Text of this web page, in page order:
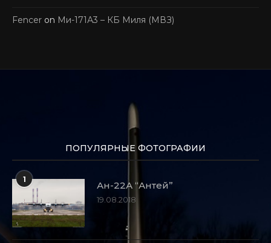
Fencer on Ми-171А3 – КБ Миля (МВЗ)
ПОПУЛЯРНЫЕ ФОТОГРАФИИ
1
Ан-22А “Антей”
19.08.2018